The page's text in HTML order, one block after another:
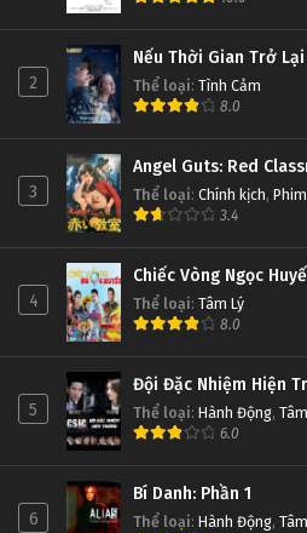
2
Nếu Thời Gian Trở Lại
Thể loại: Tình Cảm
8.0
3
Angel Guts: Red
Thể loại: Chính kịch,
3.4
4
Chiếc Vòng Ngọc
Thể loại: Tâm Lý
8.0
5
Đội Đặc Nhiệm Hiện
Thể loại: Hành Động,
6.0
6
Bí Danh: Phần 1
Thể loại: Hành Động,